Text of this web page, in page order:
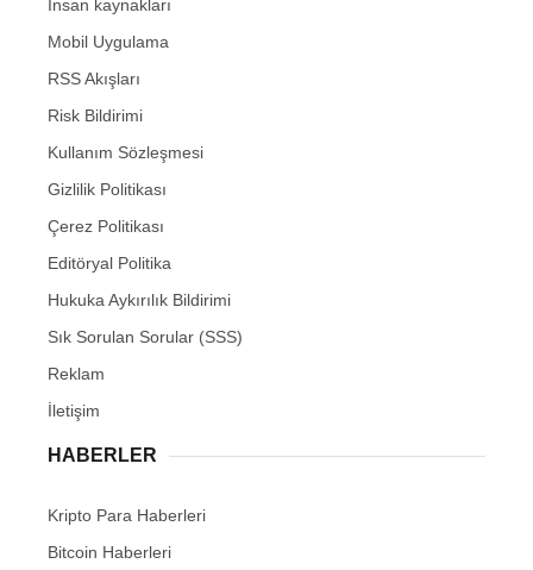
İnsan kaynakları
Mobil Uygulama
RSS Akışları
Risk Bildirimi
Kullanım Sözleşmesi
Gizlilik Politikası
Çerez Politikası
Editöryal Politika
Hukuka Aykırılık Bildirimi
Sık Sorulan Sorular (SSS)
Reklam
İletişim
HABERLER
Kripto Para Haberleri
Bitcoin Haberleri